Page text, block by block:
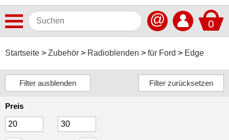
0
@
Startseite Zubehör Radioblenden für Ford Edge
Autoradios
Dashcams
Elektromobilität
Freisprechanlagen
Preis